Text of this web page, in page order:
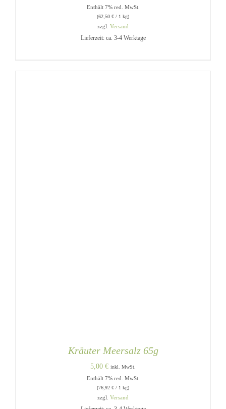
Enthält 7% red. MwSt.
(62,50 € / 1 kg)
zzgl. Versand
Lieferzeit: ca. 3-4 Werktage
Kräuter Meersalz 65g
5,00 € inkl. MwSt.
Enthält 7% red. MwSt.
(76,92 € / 1 kg)
zzgl. Versand